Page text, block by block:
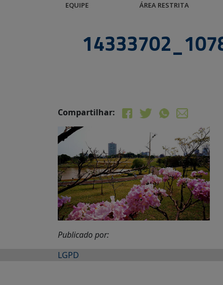
EQUIPE ÁREA RESTRITA
Compartilhar:
Publicado por:
LGPD